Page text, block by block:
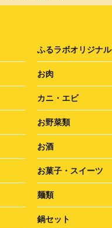
ふるラボオリジナル
お肉
カニ・エビ
お野菜類
お酒
お菓子・スイーツ
麺類
鍋セット